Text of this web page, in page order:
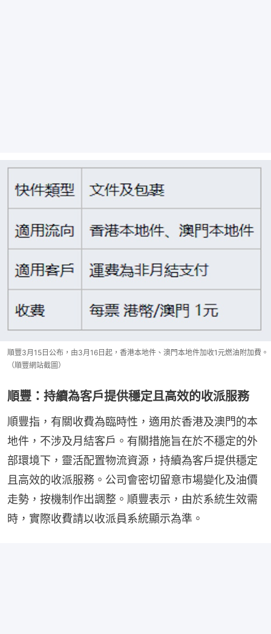
順豐3月15日公布，由3月16日起，香港本地件、澳門本地件加收1元燃油附加費。
（順豐網站截圖）
順豐：持續為客戶提供穩定且高效的收派服務
順豐指，有關收費為臨時性，適用於香港及澳門的本
地件，不涉及月結客戶。有關措施旨在於不穩定的外
部環境下，靈活配置物流資源，持續為客戶提供穩定
且高效的收派服務。公司會密切留意市場變化及油價
走勢，按機制作出調整。順豐表示，由於系統生效需
時，實際收費請以收派員系統顯示為準。